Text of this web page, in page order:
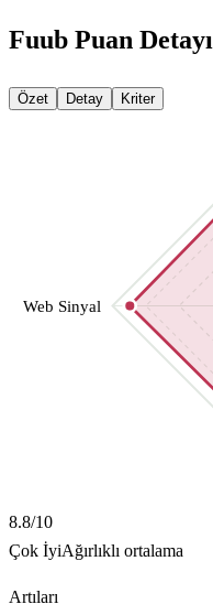
Fuub Puan Detayı
Özet Detay Kriter
Web Sinyal
8.8/10
Çok İyiAğırlıklı ortalama
Artıları